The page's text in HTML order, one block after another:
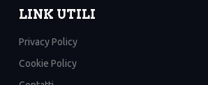
LINK UTILI
Privacy Policy
Cookie Policy